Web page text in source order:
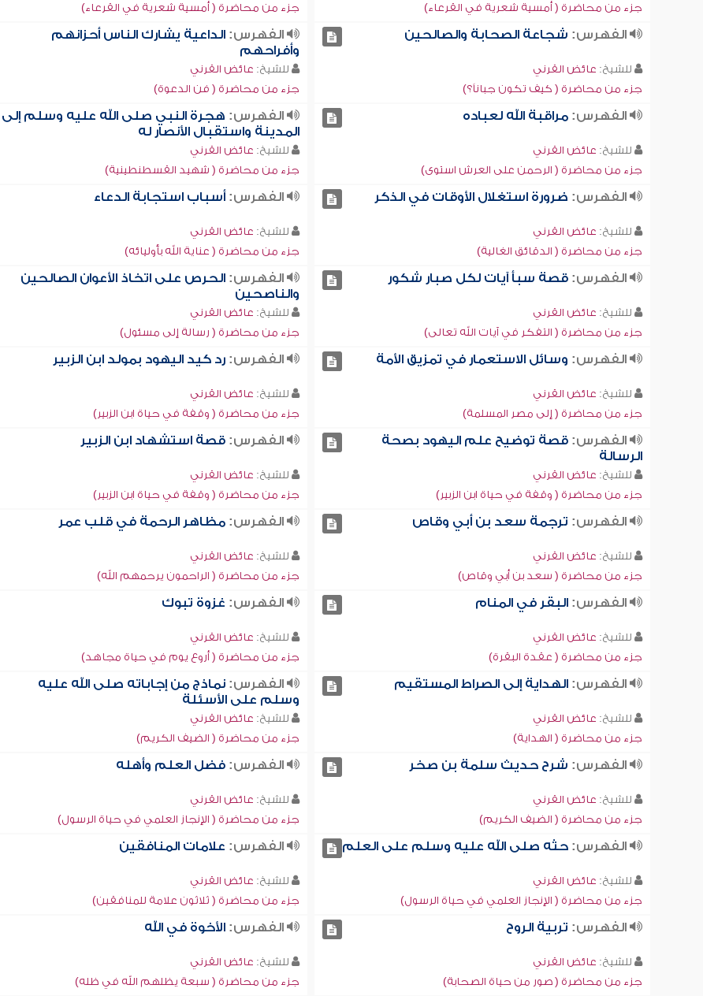
جزء من محاضرة ( أمسية شعرية في القرعاء)
جزء من محاضرة ( أمسية شعرية في القرعاء)
الفهرس: شجاعة الصحابة والصالحين
للشيخ: عائض القرني
جزء من محاضرة ( كيف تكون جباناً؟)
الفهرس: الداعية يشارك الناس أحزانهم
وأفراحهم
للشيخ: عائض القرني
جزء من محاضرة ( فن الدعوة)
الفهرس:مراقبة الله لعباده
للشيخ: عائض القرني
جزء من محاضرة ( الرحمن على العرش استوى)
الفهرس: هجرة النبي صلى الله عليه وسلم إلى
المدينة واستقبال الأنصار له
للشيخ: عائض القرني
جزء من محاضرة ( شهيد القسطنطينية)
الفهرس: ضرورة استغلال الأوقات في الذكر
للشيخ: عائض القرني
جزء من محاضرة ( الدقائق الغالية)
الفهرس: أسباب استجابة الدعاء
للشيخ: عائض القرني
جزء من محاضرة ( عناية الله بأوليائه)
الفهرس:قصة سبأ آيات لكل صبار شكور
للشيخ: عائض القرني
جزء من محاضرة ( التفكر في آيات الله تعالى)
الفهرس: الحرص على اتخاذ الأعوان الصالحين
والناصحين
للشيخ: عائض القرني
جزء من محاضرة ( رسالة إلى مسئول)
الفهرس: وسائل الاستعمار في تمزيق الأمة
للشيخ: عائض القرني
جزء من محاضرة ( إلى مصر المسلمة)
الفهرس: رد كيد اليهود بمولد ابن الزبير
للشيخ: عائض القرني
جزء من محاضرة ( وقفة في حياة ابن الزبير)
الفهرس:قصة توضيح علم اليهود بصحة
الرسالة
للشيخ: عائض القرني
جزء من محاضرة ( وقفة في حياة ابن الزبير)
الفهرس: قصة استشهاد ابن الزبير
للشيخ: عائض القرني
جزء من محاضرة ( وقفة في حياة ابن الزبير)
الفهرس: ترجمة سعد بن أبي وقاص
للشيخ: عائض القرني
جزء من محاضرة ( سعد بن أبي وقاص)
الفهرس: مظاهر الرحمة في قلب عمر
للشيخ: عائض القرني
جزء من محاضرة ( الراحمون يرحمهم الله)
الفهرس:البقر في المنام
للشيخ: عائض القرني
جزء من محاضرة ( عقدة البقرة)
الفهرس: غزوة تبوك
للشيخ: عائض القرني
جزء من محاضرة ( أروع يوم في حياة مجاهد)
الفهرس:الهداية إلى الصراط المستقيم
للشيخ: عائض القرني
جزء من محاضرة ( الهداية)
الفهرس: نماذج من إجاباته صلى الله عليه
وسلم على الأسئلة
للشيخ: عائض القرني
جزء من محاضرة ( الضيف الكريم)
الفهرس: شرح حديث سلمة بن صخر
للشيخ: عائض القرني
جزء من محاضرة ( الضيف الكريم)
الفهرس: فضل العلم وأهله
للشيخ: عائض القرني
جزء من محاضرة ( الإنجاز العلمي في حياة الرسول)
الفهرس:حثه صلى الله عليه وسلم على العلم
للشيخ: عائض القرني
جزء من محاضرة ( الإنجاز العلمي في حياة الرسول)
الفهرس: علامات المنافقين
للشيخ: عائض القرني
جزء من محاضرة ( ثلاثون علامة للمنافقين)
الفهرس: تربية الروح
للشيخ: عائض القرني
جزء من محاضرة ( صور من حياة الصحابة)
الفهرس: الأخوة في الله
للشيخ: عائض القرني
جزء من محاضرة ( سبعة يظلهم الله في ظله)